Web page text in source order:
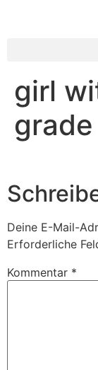
girl
Deine E-Mail-
Erforderliche
Kommentar *